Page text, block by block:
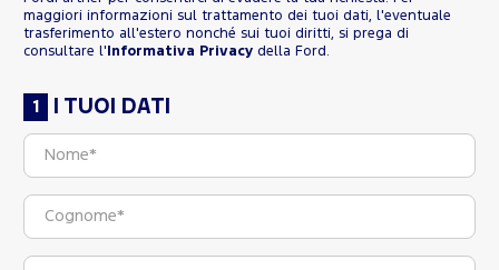
maggiori informazioni sul trattamento dei tuoi dati, l'eventuale
trasferimento all'estero nonché sui tuoi diritti, si prega di
consultare l' Informativa Privacy della Ford.
I TUOI DATI